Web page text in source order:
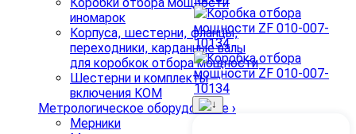
иномарок
Корпуса, шестерни, фланцы,
переходники, карданные валы
для коробкок отбора мощности
Шестерни и комплекты
включения КОМ
Метрологическое оборудование ›
Мерники